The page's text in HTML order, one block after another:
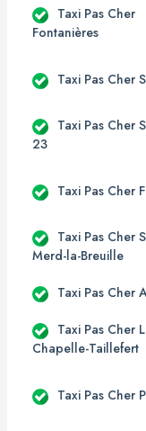
Taxi Pas Cher
Fontanières
Taxi Pas Cher
Taxi Pas Cher
23
Taxi Pas Cher
Taxi Pas Cher
Merd-la-Breuille
Taxi Pas Cher
Taxi Pas Cher
Chapelle-Taillefert
Taxi Pas Cher